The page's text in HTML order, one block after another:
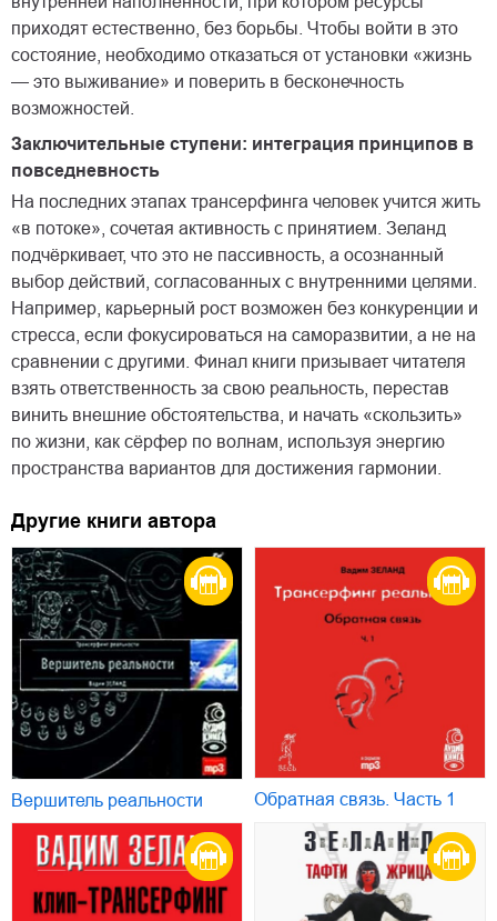
приходят естественно, без борьбы. Чтобы войти в это
состояние, необходимо отказаться от установки «жизнь
— это выживание» и поверить в бесконечность
возможностей.
Заключительные ступени: интеграция принципов в
повседневность
На последних этапах трансерфинга человек учится жить
«в потоке», сочетая активность с принятием. Зеланд
подчёркивает, что это не пассивность, а осознанный
выбор действий, согласованных с внутренними целями.
Например, карьерный рост возможен без конкуренции и
стресса, если фокусироваться на саморазвитии, а не на
сравнении с другими. Финал книги призывает читателя
взять ответственность за свою реальность, перестав
винить внешние обстоятельства, и начать «скользить»
по жизни, как сёрфер по волнам, используя энергию
пространства вариантов для достижения гармонии.
Другие книги автора
Вершитель реальности Обратная связь. Часть 1